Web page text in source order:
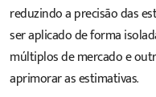
reduzindo a precisão das
ser aplicado de forma
múltiplos de mercado e
aprimorar as estimativas.